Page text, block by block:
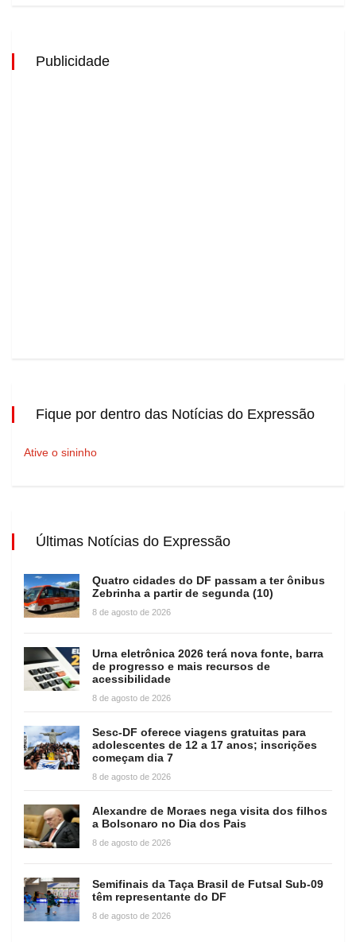
Publicidade
Fique por dentro das Notícias do Expressão
Ative o sininho
Últimas Notícias do Expressão
Quatro cidades do DF passam a ter ônibus
Zebrinha a partir de segunda (10)
8 de agosto de 2026
Urna eletrônica 2026 terá nova fonte, barra
de progresso e mais recursos de
acessibilidade
8 de agosto de 2026
Sesc-DF oferece viagens gratuitas para
adolescentes de 12 a 17 anos; inscrições
começam dia 7
8 de agosto de 2026
Alexandre de Moraes nega visita dos filhos
a Bolsonaro no Dia dos Pais
8 de agosto de 2026
Semifinais da Taça Brasil de Futsal Sub-09
têm representante do DF
8 de agosto de 2026